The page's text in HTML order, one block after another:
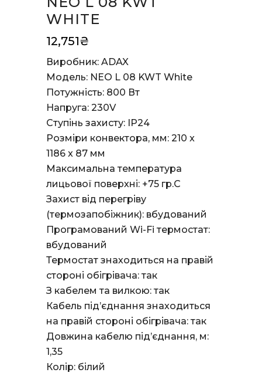
WHITE
12,751₴
Виробник: ADAX
Модель: NEO L 08 KWT White
Потужність: 800 Вт
Напруга: 230V
Ступінь захисту: IP24
Розміри конвектора, мм: 210 x
1186 x 87 мм
Максимальна температура
лицьової поверхні: +75 гр.С
Захист від перегріву
(термозапобіжник): вбудований
Програмований Wi-Fi термостат:
вбудований
Термостат знаходиться на правій
стороні обігрівача: так
З кабелем та вилкою: так
Кабель під’єднання знаходиться
на правій стороні обігрівача: так
Довжина кабелю під’єднання, м:
1,35
Колір: білий